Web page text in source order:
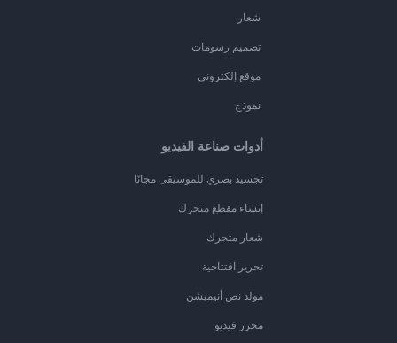
شعار
تصميم رسومات
موقع إلكتروني
نموذج
أدوات صناعة الفيديو
تجسيد بصري للموسيقى مجانًا
إنشاء مقطع متحرك
شعار متحرك
تحرير افتتاحية
مولد نص أنيميشن
محرر فيديو